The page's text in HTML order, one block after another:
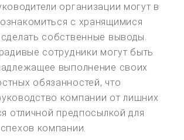
организации могут в
с хранящимися
собственные выводы.
сотрудники могут быть
выполнение своих
обязанностей, что
компании от лишних
отличной предпосылкой для
компании.